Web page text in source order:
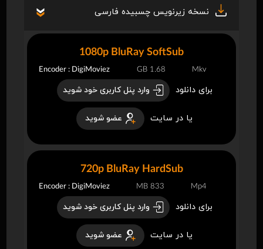
نسخه زیرنویس چسبیده فارسی
برای دانلود وارد پنل کاربری خود شوید
یا در سایت عضو شوید
1080p BluRay SoftSub
Encoder : DigiMoviez 1.68 GB Mkv
برای دانلود وارد پنل کاربری خود شوید
یا در سایت عضو شوید
720p BluRay HardSub
Encoder : DigiMoviez 833 MB Mp4